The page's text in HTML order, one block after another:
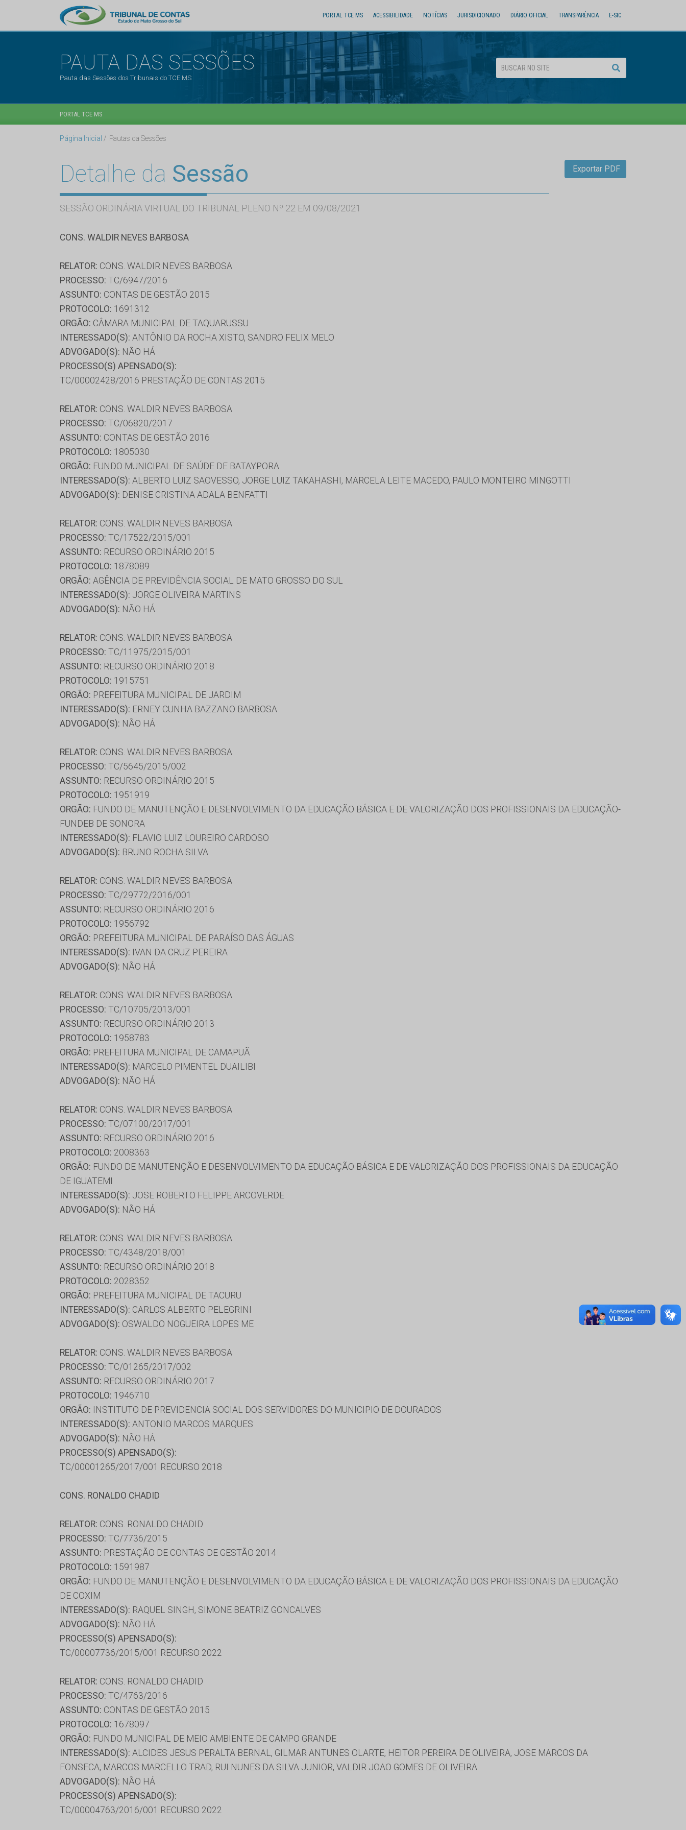
PORTAL TCE MS ACESSIBILIDADE NOTÍCIAS JURISDICIONADO DIÁRIO OFICIAL TRANSPARÊNCIA E-SIC
PAUTA DAS SESSÕES
Pauta das Sessões dos Tribunais do TCE MS
PORTAL TCE MS
Página Inicial Pautas da Sessões
Detalhe da Sessão
SESSÃO ORDINÁRIA VIRTUAL DO TRIBUNAL PLENO Nº 22 EM 09/08/2021
Exportar PDF
CONS. WALDIR NEVES BARBOSA
RELATOR: CONS. WALDIR NEVES BARBOSA
PROCESSO: TC/6947/2016
ASSUNTO: CONTAS DE GESTÃO 2015
PROTOCOLO: 1691312
ORGÃO: CÂMARA MUNICIPAL DE TAQUARUSSU
INTERESSADO(S): ANTÔNIO DA ROCHA XISTO, SANDRO FELIX MELO
ADVOGADO(S): NÃO HÁ
PROCESSO(S) APENSADO(S):
TC/00002428/2016 PRESTAÇÃO DE CONTAS 2015
RELATOR: CONS. WALDIR NEVES BARBOSA
PROCESSO: TC/06820/2017
ASSUNTO: CONTAS DE GESTÃO 2016
PROTOCOLO: 1805030
ORGÃO: FUNDO MUNICIPAL DE SAÚDE DE BATAYPORA
INTERESSADO(S): ALBERTO LUIZ SAOVESSO, JORGE LUIZ TAKAHASHI, MARCELA LEITE MACEDO, PAULO MONTEIRO MINGOTTI
ADVOGADO(S): DENISE CRISTINA ADALA BENFATTI
RELATOR: CONS. WALDIR NEVES BARBOSA
PROCESSO: TC/17522/2015/001
ASSUNTO: RECURSO ORDINÁRIO 2015
PROTOCOLO: 1878089
ORGÃO: AGÊNCIA DE PREVIDÊNCIA SOCIAL DE MATO GROSSO DO SUL
INTERESSADO(S): JORGE OLIVEIRA MARTINS
ADVOGADO(S): NÃO HÁ
RELATOR: CONS. WALDIR NEVES BARBOSA
PROCESSO: TC/11975/2015/001
ASSUNTO: RECURSO ORDINÁRIO 2018
PROTOCOLO: 1915751
ORGÃO: PREFEITURA MUNICIPAL DE JARDIM
INTERESSADO(S): ERNEY CUNHA BAZZANO BARBOSA
ADVOGADO(S): NÃO HÁ
RELATOR: CONS. WALDIR NEVES BARBOSA
PROCESSO: TC/5645/2015/002
ASSUNTO: RECURSO ORDINÁRIO 2015
PROTOCOLO: 1951919
ORGÃO: FUNDO DE MANUTENÇÃO E DESENVOLVIMENTO DA EDUCAÇÃO BÁSICA E DE VALORIZAÇÃO DOS PROFISSIONAIS DA EDUCAÇÃO-
FUNDEB DE SONORA
INTERESSADO(S): FLAVIO LUIZ LOUREIRO CARDOSO
ADVOGADO(S): BRUNO ROCHA SILVA
RELATOR: CONS. WALDIR NEVES BARBOSA
PROCESSO: TC/29772/2016/001
ASSUNTO: RECURSO ORDINÁRIO 2016
PROTOCOLO: 1956792
ORGÃO: PREFEITURA MUNICIPAL DE PARAÍSO DAS ÁGUAS
INTERESSADO(S): IVAN DA CRUZ PEREIRA
ADVOGADO(S): NÃO HÁ
RELATOR: CONS. WALDIR NEVES BARBOSA
PROCESSO: TC/10705/2013/001
ASSUNTO: RECURSO ORDINÁRIO 2013
PROTOCOLO: 1958783
ORGÃO: PREFEITURA MUNICIPAL DE CAMAPUÃ
INTERESSADO(S): MARCELO PIMENTEL DUAILIBI
ADVOGADO(S): NÃO HÁ
RELATOR: CONS. WALDIR NEVES BARBOSA
PROCESSO: TC/07100/2017/001
ASSUNTO: RECURSO ORDINÁRIO 2016
PROTOCOLO: 2008363
ORGÃO: FUNDO DE MANUTENÇÃO E DESENVOLVIMENTO DA EDUCAÇÃO BÁSICA E DE VALORIZAÇÃO DOS PROFISSIONAIS DA EDUCAÇÃO
DE IGUATEMI
INTERESSADO(S): JOSE ROBERTO FELIPPE ARCOVERDE
ADVOGADO(S): NÃO HÁ
RELATOR: CONS. WALDIR NEVES BARBOSA
PROCESSO: TC/4348/2018/001
ASSUNTO: RECURSO ORDINÁRIO 2018
PROTOCOLO: 2028352
ORGÃO: PREFEITURA MUNICIPAL DE TACURU
INTERESSADO(S): CARLOS ALBERTO PELEGRINI
ADVOGADO(S): OSWALDO NOGUEIRA LOPES ME
RELATOR: CONS. WALDIR NEVES BARBOSA
PROCESSO: TC/01265/2017/002
ASSUNTO: RECURSO ORDINÁRIO 2017
PROTOCOLO: 1946710
ORGÃO: INSTITUTO DE PREVIDENCIA SOCIAL DOS SERVIDORES DO MUNICIPIO DE DOURADOS
INTERESSADO(S): ANTONIO MARCOS MARQUES
ADVOGADO(S): NÃO HÁ
PROCESSO(S) APENSADO(S):
TC/00001265/2017/001 RECURSO 2018
CONS. RONALDO CHADID
RELATOR: CONS. RONALDO CHADID
PROCESSO: TC/7736/2015
ASSUNTO: PRESTAÇÃO DE CONTAS DE GESTÃO 2014
PROTOCOLO: 1591987
ORGÃO: FUNDO DE MANUTENÇÃO E DESENVOLVIMENTO DA EDUCAÇÃO BÁSICA E DE VALORIZAÇÃO DOS PROFISSIONAIS DA EDUCAÇÃO
DE COXIM
INTERESSADO(S): RAQUEL SINGH, SIMONE BEATRIZ GONCALVES
ADVOGADO(S): NÃO HÁ
PROCESSO(S) APENSADO(S):
TC/00007736/2015/001 RECURSO 2022
RELATOR: CONS. RONALDO CHADID
PROCESSO: TC/4763/2016
ASSUNTO: CONTAS DE GESTÃO 2015
PROTOCOLO: 1678097
ORGÃO: FUNDO MUNICIPAL DE MEIO AMBIENTE DE CAMPO GRANDE
INTERESSADO(S): ALCIDES JESUS PERALTA BERNAL, GILMAR ANTUNES OLARTE, HEITOR PEREIRA DE OLIVEIRA, JOSE MARCOS DA
FONSECA, MARCOS MARCELLO TRAD, RUI NUNES DA SILVA JUNIOR, VALDIR JOAO GOMES DE OLIVEIRA
ADVOGADO(S): NÃO HÁ
PROCESSO(S) APENSADO(S):
TC/00004763/2016/001 RECURSO 2022